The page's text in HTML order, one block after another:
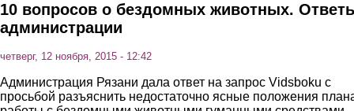
10 вопросов о бездомных животных.
администрации
четверг, 12 ноября, 2015 - 12:42
Администрация Рязани дала ответ на запрос Vidsboku с
просьбой разъяснить недостаточно ясные положения